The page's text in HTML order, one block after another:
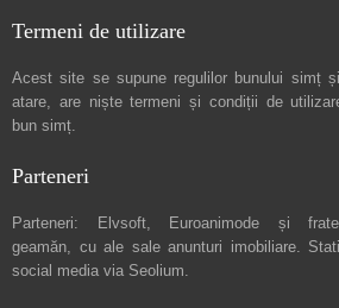
Termeni de utilizare
Acest site se supune regulilor bunului simț
atare, are niștetermeni și condiții de
bun simț.
Parteneri
Parteneri: Elvsoft, Euroanimode și
geamăn, cu ale sale anunturi imobiliare.
social media via Seolium.